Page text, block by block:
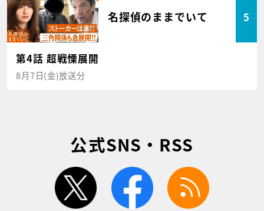
名探偵のままでいて 5
第4話 超戦慄展開
8月7日(金)放送分
公式SNS・RSS
twitter facebook